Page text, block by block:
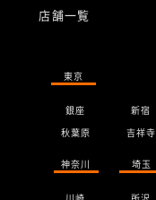
店舗一覧
東京
銀座 新宿
秋葉原
吉祥寺
神奈川 埼玉